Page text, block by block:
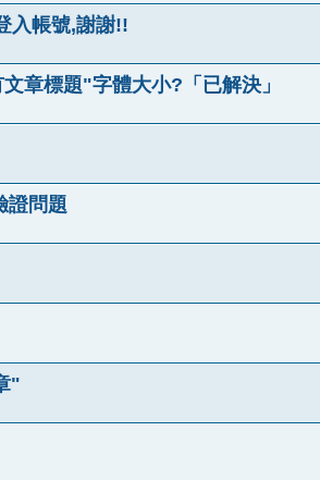
入帳號,謝謝!!
章標題"字體大小?「已解決」
證問題
"